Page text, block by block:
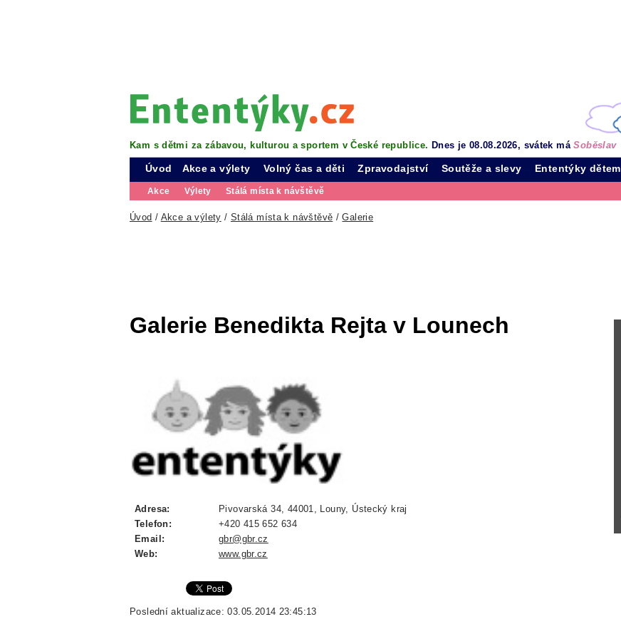
Kam s dětmi za zábavou, kulturou a sportem v České republice. Dnes je 08.08.2026, svátek máSoběslav
Úvod Akce a výlety
Akce Výlety Stálá místa k návštěvě
Volný čas a děti Zpravodajství Soutěže a slevy Ententýky dětem
Úvod / Akce a výlety / Stálá místa k návštěvě /Galerie
Galerie Benedikta Rejta v Lounech
Adresa:
Pivovarská 34, 44001, Louny, Ústecký kraj
Telefon:
+420 415 652 634
Email:
gbr@gbr.cz
Web:
www.gbr.cz
Poslední aktualizace: 03.05.2014 23:45:13